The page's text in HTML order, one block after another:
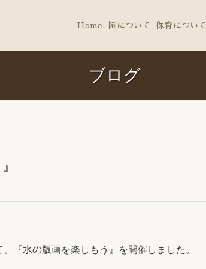
Home 園について 保育について
ブログ
『水の版画を楽しもう』を開催しました。